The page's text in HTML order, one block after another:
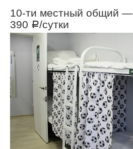
10-ти местный общий —
390 Р/сутки